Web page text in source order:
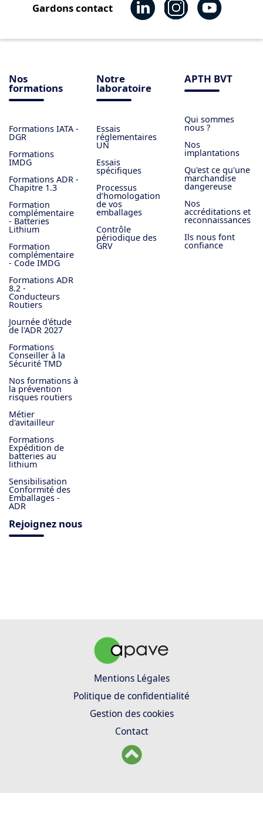
Gardons contact
Nos
formations
Formations IATA -
DGR
Formations
IMDG
Formations ADR -
Chapitre 1.3
Formation
complémentaire
- Batteries
Lithium
Formation
complémentaire
- Code IMDG
Formations ADR
8.2 -
Conducteurs
Routiers
​Journée d'étude
de l'ADR 2027
Formations
Conseiller à la
Sécurité TMD
Nos formations à
la prévention
risques routiers
Métier
d'avitailleur
Formations
Expédition de
batteries au
lithium
Sensibilisation
Conformité des
Emballages -
ADR
Notre
laboratoire
Essais
réglementaires
UN
Essais
spécifiques
Processus
d’homologation
de vos
emballages
Contrôle
périodique des
GRV
APTH BVT
Qui sommes
nous ?
Nos
implantations
Qu'est ce qu'une
marchandise
dangereuse
Nos
accréditations et
reconnaissances
Ils nous font
confiance
Rejoignez nous
Mentions Légales
Politique de confidentialité
Gestion des cookies
Contact